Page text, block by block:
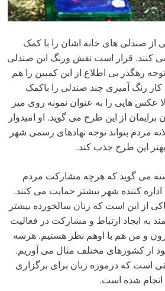
صندلی های خانه اشان را با کمک
کنند. قرار است نقش ورنگ این صندلی
رهگذر بی اطلاع از این کمپین را هم
کار رنگ آمیزی چند صندلی را باکمک
عکس هایی را به عنوان نمونه روی میز
برایمان از این طرح می گوید. او امیدوار
مردم بتواند توجه نهادهای رسمی شهر
این طرح جذب کند.
می گوید که هرچه مشارکت مردم
اداره کننده شهر بیشتر حمایت می کنند.
از این است که زنان سالخورده بیشتر
به ایجاد ارتباط و مشارکت در فعالیت
و من هم با اوهم نظر هستیم. هرسه
از کشورهای مختلف مثال می آوریم.
است که درموزه زنان برای برگزاری
انجام شده است.